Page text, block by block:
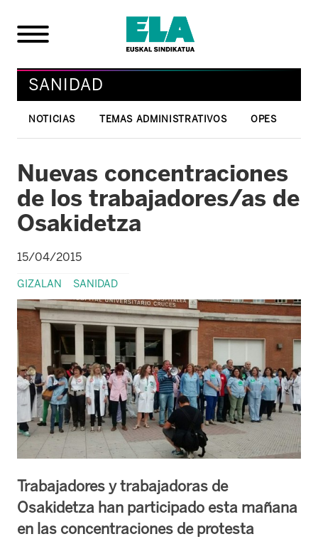
SANIDAD
NOTICIAS TEMAS ADMINISTRATIVOS OPES
Nuevas concentraciones
de los trabajadores/as de
Osakidetza
15/04/2015
GIZALAN SANIDAD
Trabajadores y trabajadoras de
Osakidetza han participado esta mañana
en las concentraciones de protesta